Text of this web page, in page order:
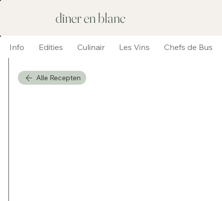
dîner en blanc
Info Edities Culinair Les Vins Chefs de Bus
Alle Recepten